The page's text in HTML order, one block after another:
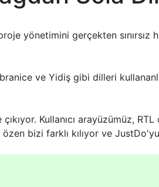
yönetimini gerçekten sınırsız
ve Yidiş gibi dilleri
Kullanıcı arayüzümüz, RTL
bizi farklı kılıyor ve